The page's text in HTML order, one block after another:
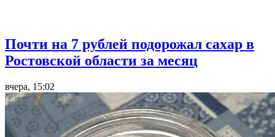
Почти на 7 рублей подорожал сахар в
Ростовской области за месяц
вчера, 15:02